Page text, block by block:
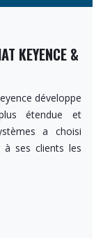
KEYENCE &
développe
étendue et
a choisi
à ses clients les